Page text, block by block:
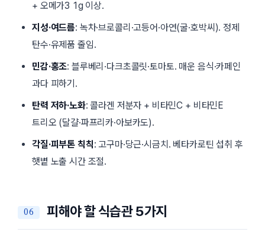
+ 오메가3 1g 이상.
지성·여드름: 녹차·브로콜리·고등어·아연(굴·호박씨). 정제
탄수·유제품 줄임.
민감·홍조: 블루베리·다크초콜릿·토마토. 매운 음식·카페인
과다 피하기.
탄력 저하·노화: 콜라겐 저분자 + 비타민C + 비타민E
트리오 (달걀·파프리카·아보카도).
각질·피부톤 칙칙: 고구마·당근·시금치. 베타카로틴 섭취 후
햇볕 노출 시간 조절.
피해야 할 식습관 5가지